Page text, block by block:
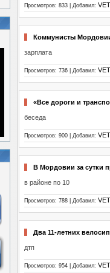
Просмотров: 833 | Добавил:
Коммунисты
зарплата
Просмотров: 736 | Добавил:
«Все дороги и
беседа
Просмотров: 900 | Добавил:
В Мордовии за сутки
в районе по 10
Просмотров: 788 | Добавил:
Два 11-летних
дтп
Просмотров: 954 | Добавил: